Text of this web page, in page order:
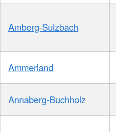
Amberg-Sulzbach
Ammerland
Annaberg-Buchholz